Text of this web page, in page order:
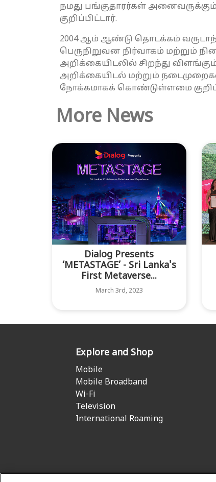
நமது பங்குதாரர்கள்
குறிப்பிட்டார்.
2004 ஆம் ஆண்டு தொடக்கம்
பெருநிறுவன நிர்வாகம் மற்றும்
அறிக்கையிடலில் சிறந்து
அறிக்கையிடல் மற்றும்
நோக்கமாகக் கொண்டுள்ளமை
More News
Dialog Presents
‘METASTAGE’ - Sri Lanka's
First Metaverse...
March 3rd, 2023
Explore and Shop
Mobile
Mobile Broadband
Wi-Fi
Television
International Roaming